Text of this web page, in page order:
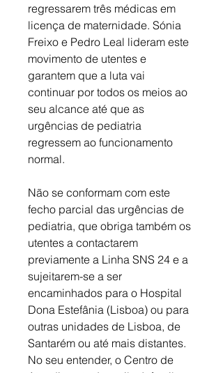
regressarem três médicas em
licença de maternidade. Sónia
Freixo e Pedro Leal lideram este
movimento de utentes e
garantem que a luta vai
continuar por todos os meios ao
seu alcance até que as
urgências de pediatria
regressem ao funcionamento
normal.
Não se conformam com este
fecho parcial das urgências de
pediatria, que obriga também os
utentes a contactarem
previamente a Linha SNS 24 e a
sujeitarem-se a ser
encaminhados para o Hospital
Dona Estefânia (Lisboa) ou para
outras unidades de Lisboa, de
Santarém ou até mais distantes.
No seu entender, o Centro de